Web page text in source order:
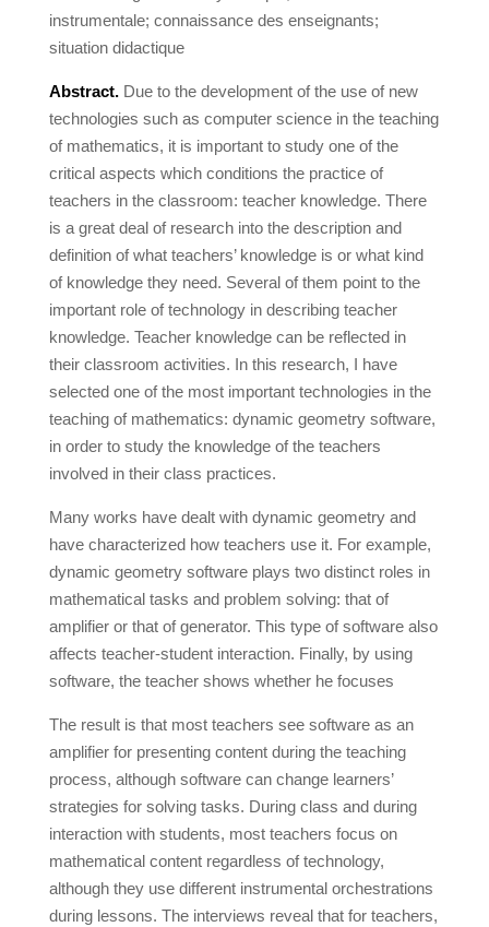
instrumentale; connaissance des enseignants;
situation didactique
Abstract. Due to the development of the use of new
technologies such as computer science in the teaching
of mathematics, it is important to study one of the
critical aspects which conditions the practice of
teachers in the classroom: teacher knowledge. There
is a great deal of research into the description and
definition of what teachers’ knowledge is or what kind
of knowledge they need. Several of them point to the
important role of technology in describing teacher
knowledge. Teacher knowledge can be reflected in
their classroom activities. In this research, I have
selected one of the most important technologies in the
teaching of mathematics: dynamic geometry software,
in order to study the knowledge of the teachers
involved in their class practices.
Many works have dealt with dynamic geometry and
have characterized how teachers use it. For example,
dynamic geometry software plays two distinct roles in
mathematical tasks and problem solving: that of
amplifier or that of generator. This type of software also
affects teacher-student interaction. Finally, by using
software, the teacher shows whether he focuses
The result is that most teachers see software as an
amplifier for presenting content during the teaching
process, although software can change learners’
strategies for solving tasks. During class and during
interaction with students, most teachers focus on
mathematical content regardless of technology,
although they use different instrumental orchestrations
during lessons. The interviews reveal that for teachers,